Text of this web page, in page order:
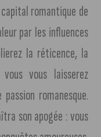
romantique de
par les influences
la réticence, la
vous laisserez
romanesque.
son apogée : vous